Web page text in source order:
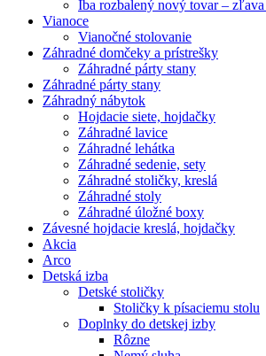
Iba rozbalený nový tovar –
Vianoce
Vianočné stolovanie
Záhradné domčeky a prístrešky
Záhradné párty stany
Záhradné párty stany
Záhradný nábytok
Hojdacie siete, hojdačky
Záhradné lavice
Záhradné lehátka
Záhradné sedenie, sety
Záhradné stoličky, kreslá
Záhradné stoly
Záhradné úložné boxy
Závesné hojdacie kreslá, hojdačky
Akcia
Arco
Detská izba
Detské stoličky
Stoličky k písaciemu stolu
Doplnky do detskej izby
Rôzne